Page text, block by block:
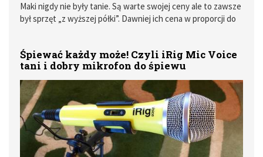
Maki nigdy nie były tanie. Są warte swojej ceny ale to zawsze
był sprzęt „z wyższej półki”. Dawniej ich cena w proporcji do
Śpiewać każdy może! Czyli iRig Mic Voice
tani i dobry mikrofon do śpiewu